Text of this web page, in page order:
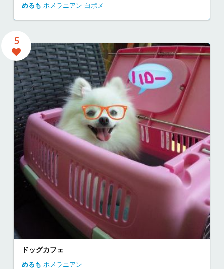
めるも ポメラニアン 白ポメ
5
ドッグカフェ
めるも ポメラニアン